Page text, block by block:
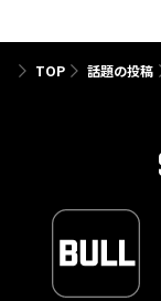
TOP 話題の投稿